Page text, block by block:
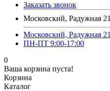
Заказать звонок
Московский, Радужная 21
Московский, Радужная 21
ПН-ПТ 9:00-17:00
0
Ваша корзина пуста!
Корзина
Каталог